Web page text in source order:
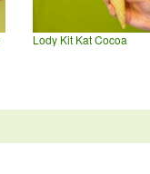
Lody Kit Kat Cocoa